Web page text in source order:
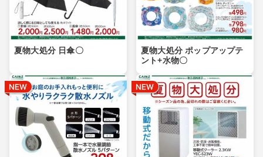
夏物大処分 日傘〇
夏物大処分 ポップアップテ
ント+水物〇